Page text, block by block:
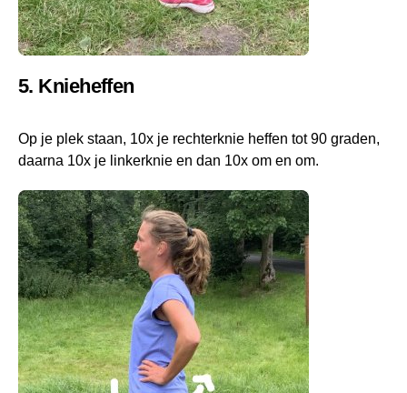
5. Knieheffen
Op je plek staan, 10x je rechterknie heffen tot 90 graden,
daarna 10x je linkerknie en dan 10x om en om.